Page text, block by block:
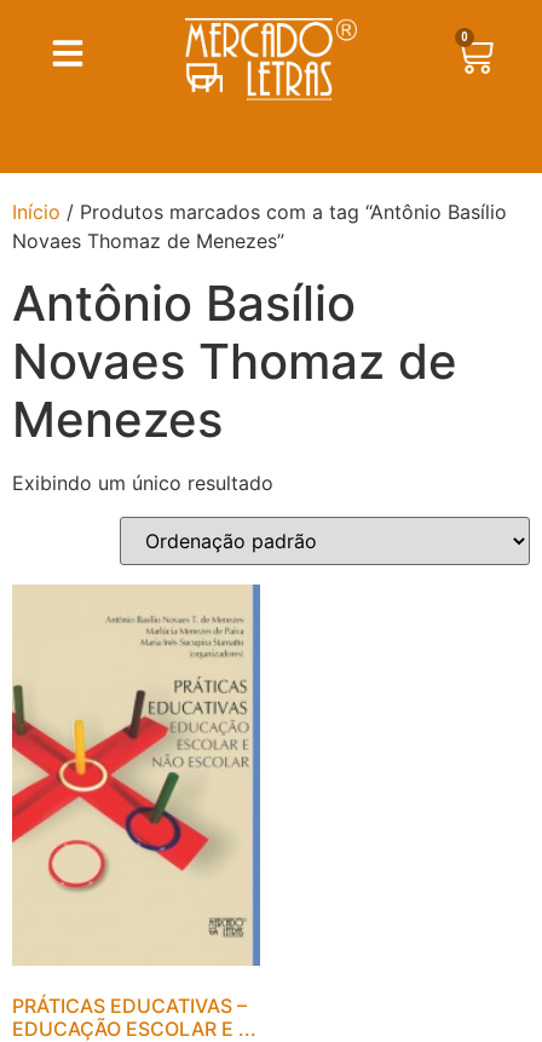
0
Início / Produtos marcados com a tag “Antônio Basílio
Novaes Thomaz de Menezes”
Antônio Basílio
Novaes Thomaz de
Menezes
Exibindo um único resultado
PRÁTICAS EDUCATIVAS –
EDUCAÇÃO ESCOLAR E ...